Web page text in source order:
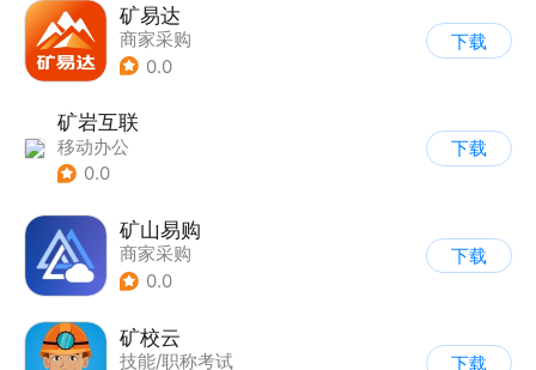
矿易达
商家采购
0.0
下载
矿岩互联
移动办公
0.0
下载
矿山易购
商家采购
0.0
下载
矿校云
技能/职称考试
下载